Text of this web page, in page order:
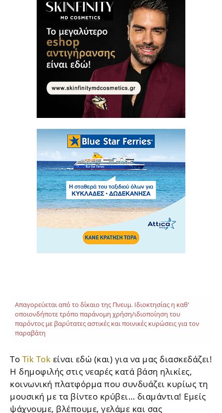
Απαγορεύεται από το δίκαιο της Πνευμ. Ιδιοκτησίας η καθ'
οποιονδήποτε τρόπο παράνομη χρήση/ιδιοποίηση του
παρόντος με βαρύτατες αστικές και ποινικές κυρώσεις για τον
παραβάτη
To Tik Tok είναι εδώ (και) για να μας διασκεδάζει!
Η δημοφιλής στις νεαρές κατά βάση ηλικίες,
κοινωνική πλατφόρμα που συνδυάζει κυρίως τη
μουσική με τα βίντεο κρύβει… διαμάντια! Εμείς
ψάχνουμε, βλέπουμε, γελάμε και σας